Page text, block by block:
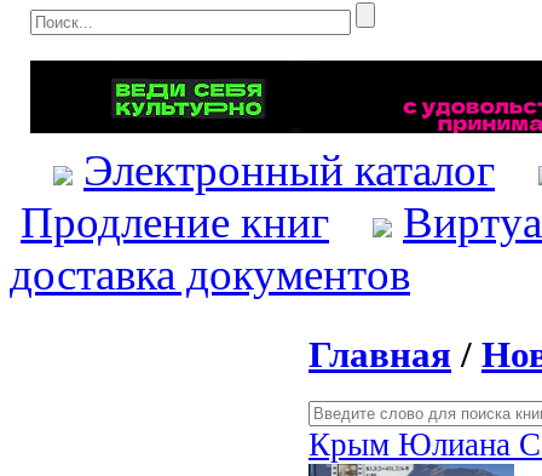
Электронный каталог
Продление книг
доставка документов
Главная /
Крым Юлиана